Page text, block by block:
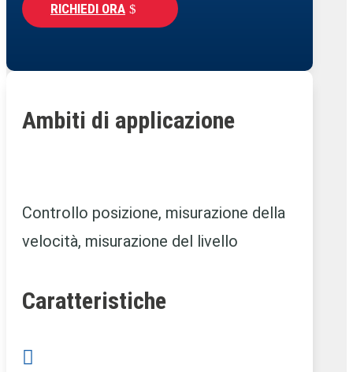
RICHIEDI ORA
Ambiti di applicazione
Controllo posizione, misurazione della
velocità, misurazione del livello
Caratteristiche
